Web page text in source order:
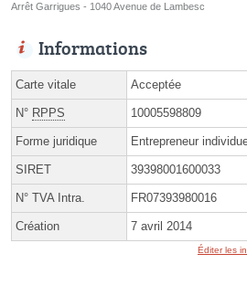
Arrêt Garrigues - 1040 Avenue de Lambesc
Informations
Carte vitale Acceptée
N° RPPS 10005598809
Forme juridique Entrepreneur
SIRET 39398001600033
N° TVA Intra. FR07393980016
Création 7 avril 2014
Éditer les